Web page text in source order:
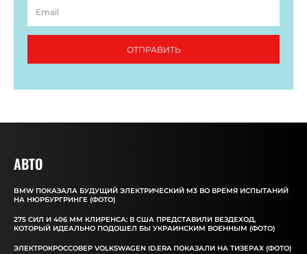
ОТПРАВИТЬ
АВТО
BMW ПОКАЗАЛА БУДУЩИЙ ЭЛЕКТРИЧЕСКИЙ M3 ВО ВРЕМЯ ИСПЫТАНИЙ
НА НЮРБУРГРИНГЕ (ФОТО)
275 СИЛ И 406 ММ КЛИРЕНСА: В США ПРЕДСТАВИЛИ ВЕЗДЕХОД,
КОТОРЫЙ ИДЕАЛЬНО ПОДОШЕЛ БЫ УКРАИНСКИМ ВОЕННЫМ (ФОТО)
ЭЛЕКТРОКРОССОВЕР VOLKSWAGEN ID.ERA ПОКАЗАЛИ НА ТИЗЕРАХ (ФОТО)